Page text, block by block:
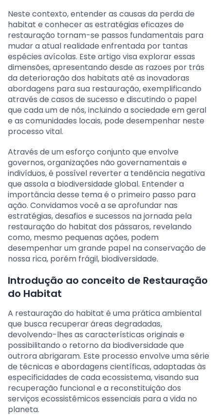
Neste contexto, entender as causas da perda de
habitat e conhecer as estratégias eficazes de
restauração tornam-se passos fundamentais para
mudar a atual realidade enfrentada por tantas
espécies avícolas. Este artigo visa explorar essas
dimensões, apresentando desde as razoes por trás
da deterioração dos habitats até as inovadoras
abordagens para sua restauração, exemplificando
através de casos de sucesso e discutindo o papel
que cada um de nós, incluindo a sociedade em geral
e as comunidades locais, pode desempenhar neste
processo vital.
Através de um esforço conjunto que envolve
governos, organizações não governamentais e
indivíduos, é possível reverter a tendência negativa
que assola a biodiversidade global. Entender a
importância desse tema é o primeiro passo para
ação. Convidamos você a se aprofundar nas
estratégias, desafios e sucessos na jornada pela
restauração do habitat dos pássaros, revelando
como, mesmo pequenas ações, podem
desempenhar um grande papel na conservação de
nossa rica, porém frágil, biodiversidade.
Introdução ao conceito de Restauração
do Habitat
A restauração do habitat é uma prática ambiental
que busca recuperar áreas degradadas,
devolvendo-lhes as características originais e
possibilitando o retorno da biodiversidade que
outrora abrigaram. Este processo envolve uma série
de técnicas e abordagens científicas, adaptadas às
especificidades de cada ecossistema, visando sua
recuperação funcional e a reconstituição dos
serviços ecossistêmicos essenciais para a vida no
planeta.